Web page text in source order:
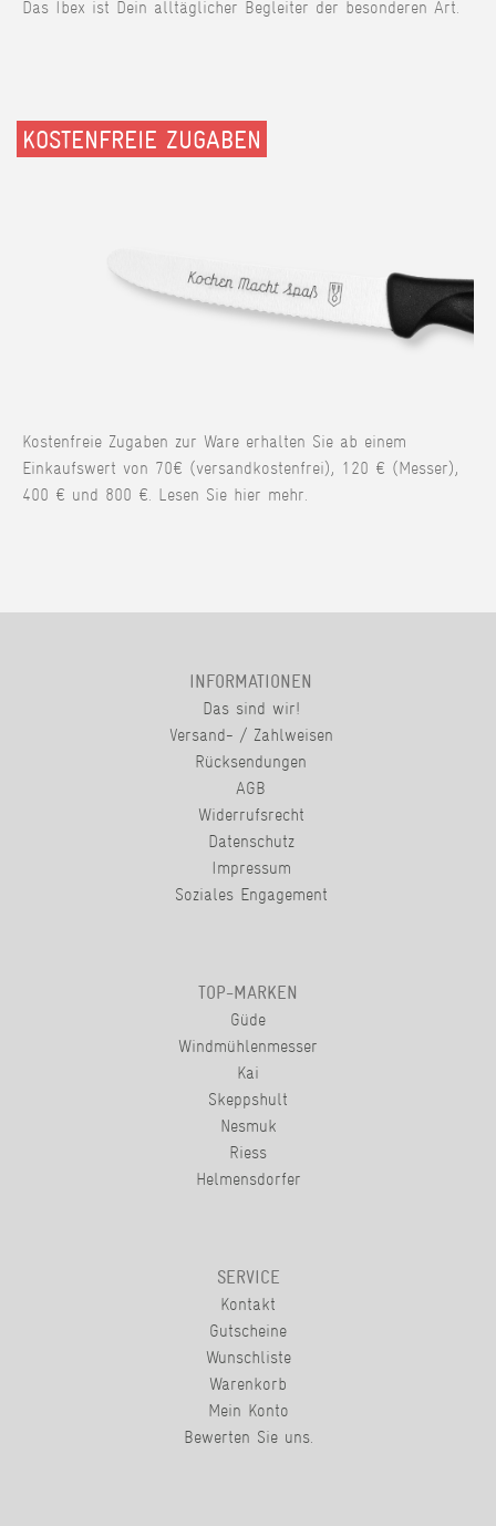
Das Ibex ist Dein alltäglicher Begleiter der besonderen Art.
KOSTENFREIE ZUGABEN
Kostenfreie Zugaben zur Ware erhalten Sie ab einem
Einkaufswert von 70€ (versandkostenfrei), 120 € (Messer),
400 € und 800 €. Lesen Sie hier mehr.
INFORMATIONEN
Das sind wir!
Versand- / Zahlweisen
Rücksendungen
AGB
Widerrufsrecht
Datenschutz
Impressum
Soziales Engagement
TOP-MARKEN
Güde
Windmühlenmesser
Kai
Skeppshult
Nesmuk
Riess
Helmensdorfer
SERVICE
Kontakt
Gutscheine
Wunschliste
Warenkorb
Mein Konto
Bewerten Sie uns.